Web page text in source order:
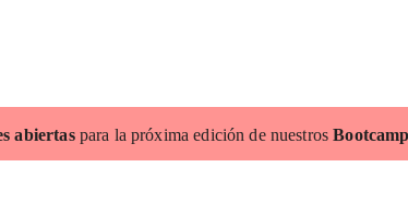
abiertaspara la próxima edición de nuestros